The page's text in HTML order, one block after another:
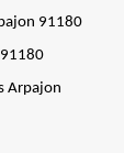
91180
91180
Arpajon